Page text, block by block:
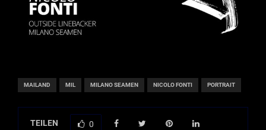
MAILAND MIL MILANO SEAMEN NICOLO FONTI PORTRAIT
TEILEN 0